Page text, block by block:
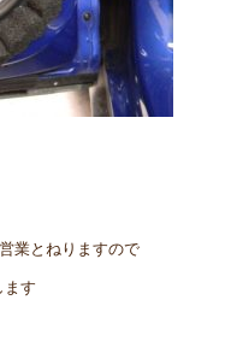
業とねりますので
ます